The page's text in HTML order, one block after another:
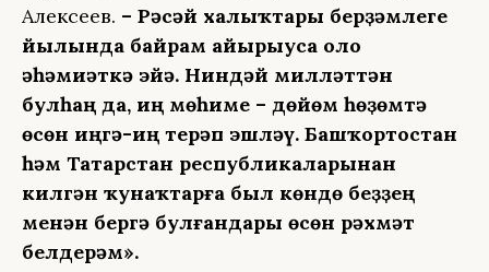
Алексеев. – Рәсәй халыҡтары берҙәмлеге
йылында байрам айырыуса оло
әһәмиәткә эйә. Ниндәй милләттән
булһаң да, иң мөһиме – дөйөм һөҙөмтә
өсөн иңгә-иң терәп эшләү. Башҡортостан
һәм Татарстан республикаларынан
килгән ҡунаҡтарға был көндө беҙҙең
менән бергә булғандары өсөн рәхмәт
белдерәм».